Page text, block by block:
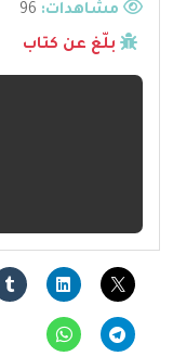
مشاهدات:
بلّغ عن كتاب